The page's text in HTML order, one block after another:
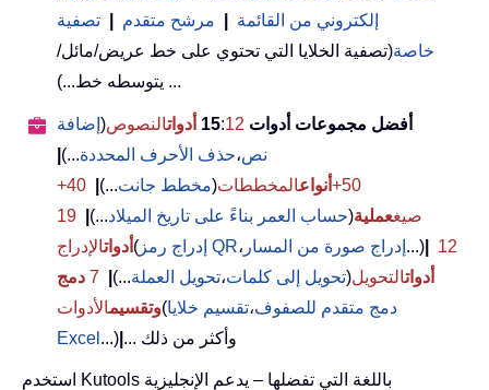
إلكتروني من القائمة
مرشح متقدم
تصفية
خاصة(تصفية الخلايا التي تحتوي على خط عريض/مائل/
يتوسطه خط...) ...
أفضل مجموعات أدوات 15 :12 أدواتالنصوص( إضافة
نص،حذف الأحرف المحددة...)
50+
أنواعالمخططات(مخطط جانت...)
40+
صيغعملية(حساب العمر بناءً على تاريخ الميلاد...)
19
أدواتالإدراج ( إدراج رمز QR، إدراج صورة من المسار ...)
12
أدواتالتحويل(تحويل إلى كلمات،تحويل العملة...)
7 دمج
وتقسيمالأدوات ( دمج متقدم للصفوف،تقسيم خلايا
Excel ...) ... وأكثر من ذلك
استخدم Kutools باللغة التي تفضلها – يدعم الإنجليزية